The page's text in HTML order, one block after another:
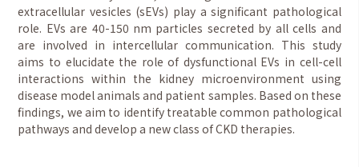
extracellular vesicles (sEVs) play a significant pathological
role. EVs are 40-150 nm particles secreted by all cells and
are involved in intercellular communication. This study
aims to elucidate the role of dysfunctional EVs in cell-cell
interactions within the kidney microenvironment using
disease model animals and patient samples. Based on these
findings, we aim to identify treatable common pathological
pathways and develop a new class of CKD therapies.